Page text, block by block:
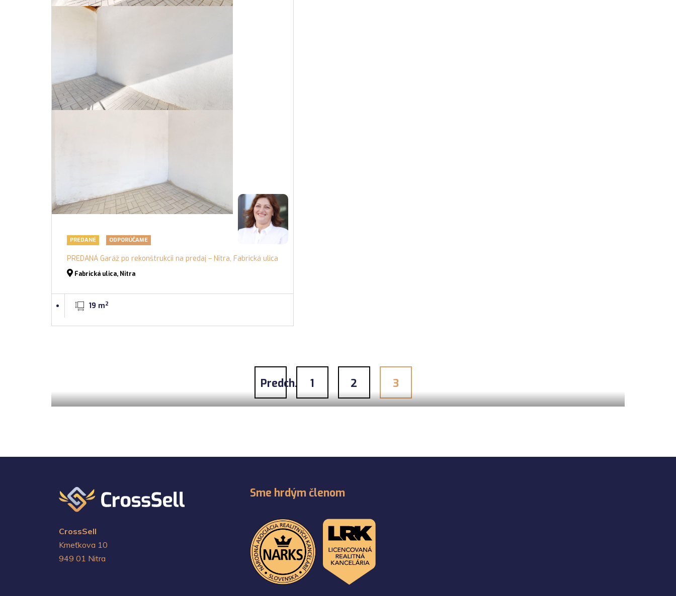
PREDANÉ ODPORÚČAME
PREDANÁ Garáž po rekonštrukcii na predaj – Nitra, Fabrická ulica
Fabrická ulica, Nitra
19 m2
Predch. 1 2 3
CrossSell
Kmeťkova 10
949 01 Nitra
Sme hrdým členom